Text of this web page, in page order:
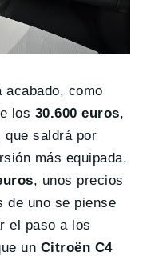
acabado, como
los 30.600 euros,
que saldrá por
más equipada,
, unos precios
de uno se piense
el paso a los
un Citroën C4